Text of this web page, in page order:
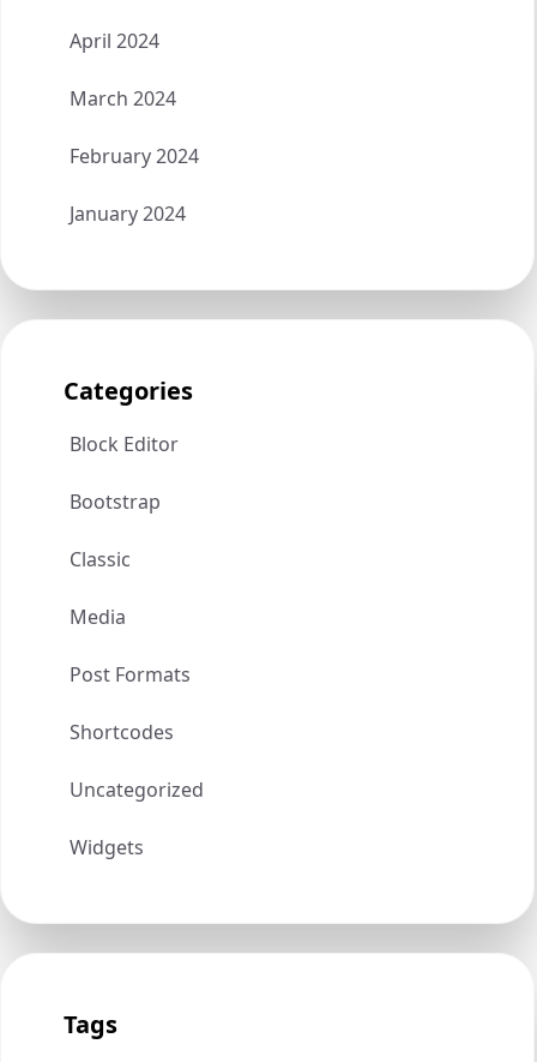
April 2024
March 2024
February 2024
January 2024
Categories
Block Editor
Bootstrap
Classic
Media
Post Formats
Shortcodes
Uncategorized
Widgets
Tags